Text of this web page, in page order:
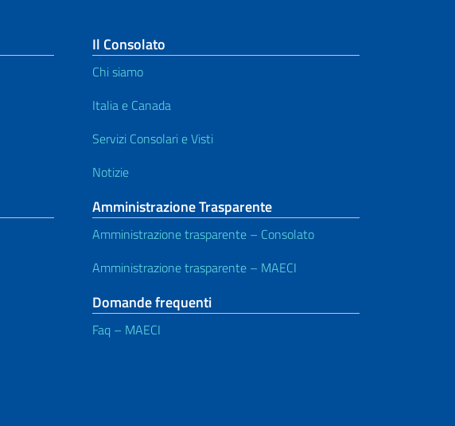
Il Consolato
Chi siamo
Italia e Canada
Servizi Consolari e Visti
Notizie
Amministrazione Trasparente
Amministrazione trasparente – Consolato
Amministrazione trasparente – MAECI
Domande frequenti
Faq – MAECI